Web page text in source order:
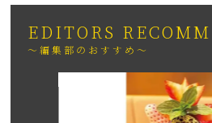
EDITORS
～編集部のおすすめ～